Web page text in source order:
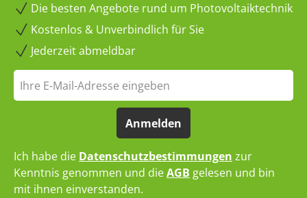
Die besten Angebote rund um Photovoltaiktechnik
Kostenlos & Unverbindlich für Sie
Jederzeit abmeldbar
Anmelden
Ich habe die Datenschutzbestimmungen zur
Kenntnis genommen und dieAGB gelesen und bin
mit ihnen einverstanden.